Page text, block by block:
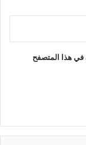
في هذا المتصفح